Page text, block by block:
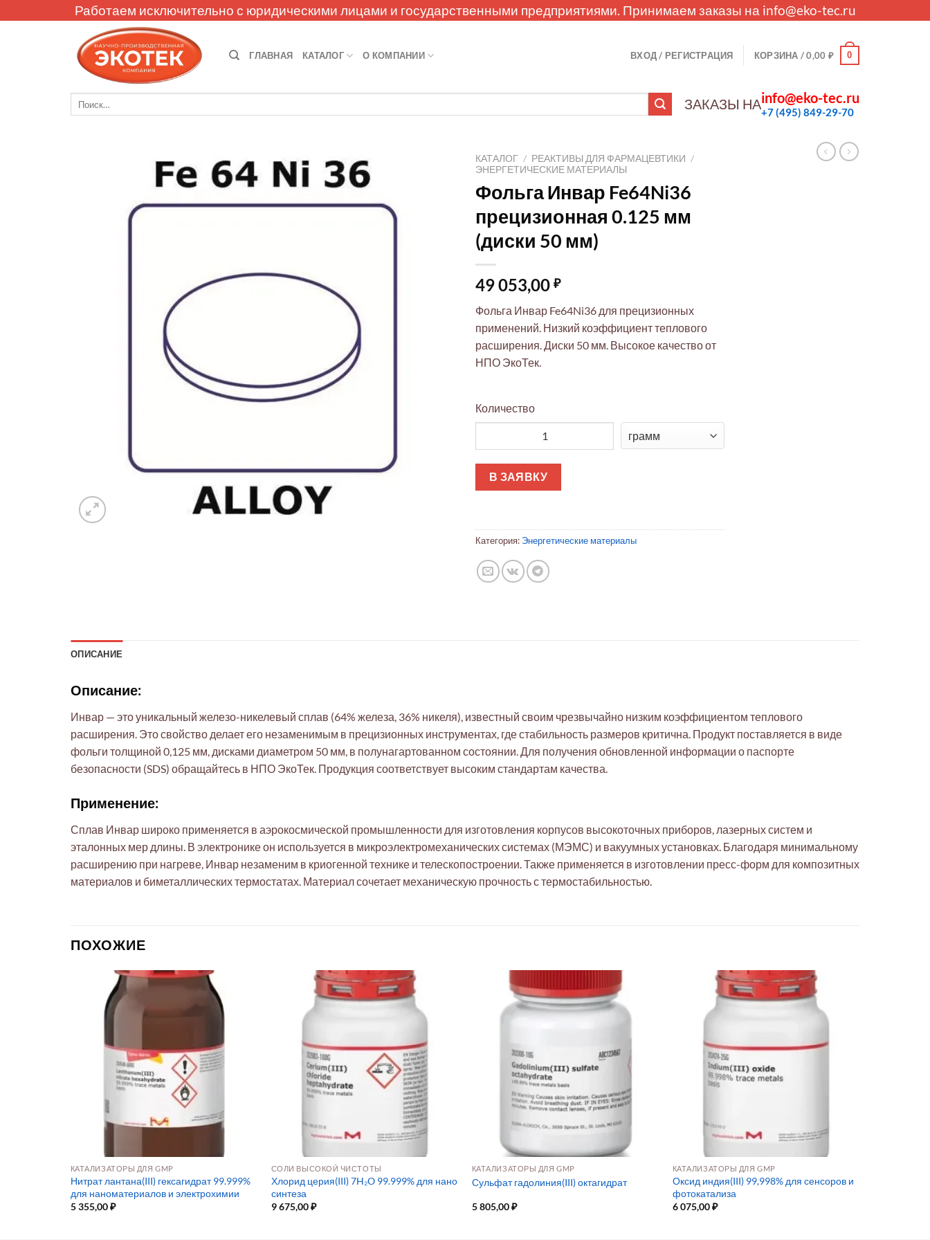
to
Работаем исключительно с юридическими лицами и государственными предприятиями. Принимаем заказы на info@eko-tec.ru
ГЛАВНАЯ КАТАЛОГ О КОМПАНИИ ВХОД / РЕГИСТРАЦИЯ КОРЗИНА /0,00 ₽ 0
ЗАКАЗЫ НАinfo@eko-tec.ru
+7 (495) 849-29-70
КАТАЛОГ / РЕАКТИВЫ ДЛЯ ФАРМАЦЕВТИКИ /
ЭНЕРГЕТИЧЕСКИЕ МАТЕРИАЛЫ
Фольга Инвар Fe64Ni36
прецизионная 0.125 мм
(диски 50 мм)
49 053,00 ₽
Фольга Инвар Fe64Ni36 для прецизионных
применений. Низкий коэффициент теплового
расширения. Диски 50 мм. Высокое качество от
НПО ЭкоТек.
Количество
В ЗАЯВКУ
Категория: Энергетические материалы
ОПИСАНИЕ
Описание:
Инвар — это уникальный железо-никелевый сплав (64% железа, 36% никеля), известный своим чрезвычайно низким коэффициентом теплового
расширения. Это свойство делает его незаменимым в прецизионных инструментах, где стабильность размеров критична. Продукт поставляется в виде
фольги толщиной 0,125 мм, дисками диаметром 50 мм, в полунагартованном состоянии. Для получения обновленной информации о паспорте
безопасности (SDS) обращайтесь в НПО ЭкоТек. Продукция соответствует высоким стандартам качества.
Применение:
Сплав Инвар широко применяется в аэрокосмической промышленности для изготовления корпусов высокоточных приборов, лазерных систем и
эталонных мер длины. В электронике он используется в микроэлектромеханических системах (МЭМС) и вакуумных установках. Благодаря минимальному
расширению при нагреве, Инвар незаменим в криогенной технике и телескопостроении. Также применяется в изготовлении пресс-форм для композитных
материалов и биметаллических термостатах. Материал сочетает механическую прочность с термостабильностью.
ПОХОЖИЕ
КАТАЛИЗАТОРЫ ДЛЯ GMP
Нитрат лантана(III) гексагидрат 99.999%
для наноматериалов и электрохимии
5 355,00₽
СОЛИ ВЫСОКОЙ ЧИСТОТЫ
Хлорид церия(III) 7H₂O 99.999% для нано
синтеза
9 675,00₽
КАТАЛИЗАТОРЫ ДЛЯ GMP
Сульфат гадолиния(III) октагидрат
5 805,00₽
КАТАЛИЗАТОРЫ ДЛЯ GMP
Оксид индия(III) 99,998% для сенсоров и
фотокатализа
6 075,00₽